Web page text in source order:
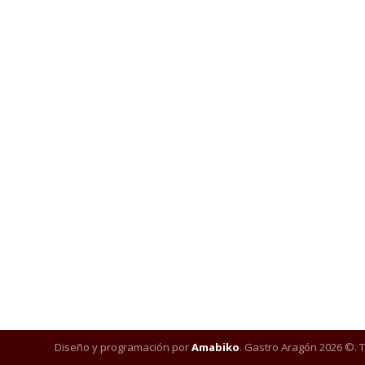
Diseño y programación porAmabiko. Gastro Aragón 2026 ©.